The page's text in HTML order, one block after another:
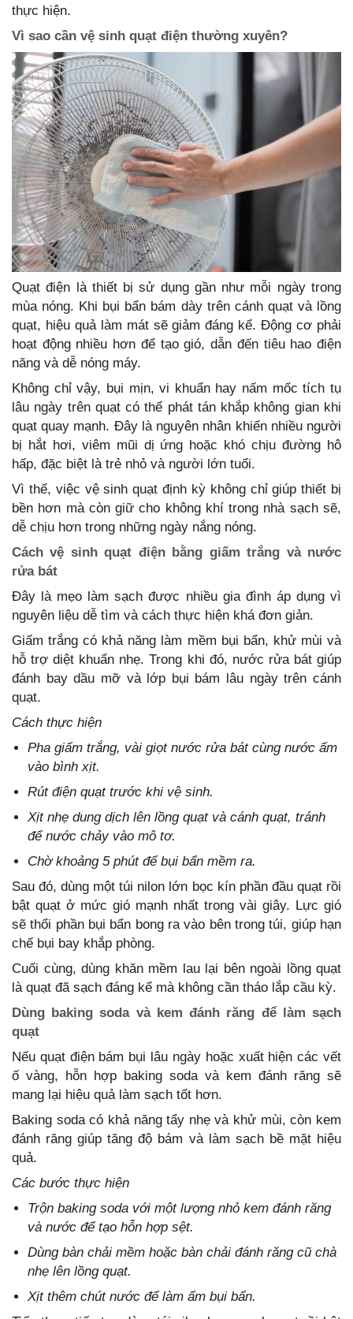
thực hiện.
Vì sao cần vệ sinh quạt điện thường xuyên?
Quạt điện là thiết bị sử dụng gần như mỗi ngày trong
mùa nóng. Khi bụi bẩn bám dày trên cánh quạt và lồng
quạt, hiệu quả làm mát sẽ giảm đáng kể. Động cơ phải
hoạt động nhiều hơn để tạo gió, dẫn đến tiêu hao điện
năng và dễ nóng máy.
Không chỉ vậy, bụi mịn, vi khuẩn hay nấm mốc tích tụ
lâu ngày trên quạt có thể phát tán khắp không gian khi
quạt quay mạnh. Đây là nguyên nhân khiến nhiều người
bị hắt hơi, viêm mũi dị ứng hoặc khó chịu đường hô
hấp, đặc biệt là trẻ nhỏ và người lớn tuổi.
Vì thế, việc vệ sinh quạt định kỳ không chỉ giúp thiết bị
bền hơn mà còn giữ cho không khí trong nhà sạch sẽ,
dễ chịu hơn trong những ngày nắng nóng.
Cách vệ sinh quạt điện bằng giấm trắng và nước
rửa bát
Đây là mẹo làm sạch được nhiều gia đình áp dụng vì
nguyên liệu dễ tìm và cách thực hiện khá đơn giản.
Giấm trắng có khả năng làm mềm bụi bẩn, khử mùi và
hỗ trợ diệt khuẩn nhẹ. Trong khi đó, nước rửa bát giúp
đánh bay dầu mỡ và lớp bụi bám lâu ngày trên cánh
quạt.
Cách thực hiện
Pha giấm trắng, vài giọt nước rửa bát cùng nước ấm
vào bình xịt.
Rút điện quạt trước khi vệ sinh.
Xịt nhẹ dung dịch lên lồng quạt và cánh quạt, tránh
để nước chảy vào mô tơ.
Chờ khoảng 5 phút để bụi bẩn mềm ra.
Sau đó, dùng một túi nilon lớn bọc kín phần đầu quạt rồi
bật quạt ở mức gió mạnh nhất trong vài giây. Lực gió
sẽ thổi phần bụi bẩn bong ra vào bên trong túi, giúp hạn
chế bụi bay khắp phòng.
Cuối cùng, dùng khăn mềm lau lại bên ngoài lồng quạt
là quạt đã sạch đáng kể mà không cần tháo lắp cầu kỳ.
Dùng baking soda và kem đánh răng để làm sạch
quạt
Nếu quạt điện bám bụi lâu ngày hoặc xuất hiện các vết
ố vàng, hỗn hợp baking soda và kem đánh răng sẽ
mang lại hiệu quả làm sạch tốt hơn.
Baking soda có khả năng tẩy nhẹ và khử mùi, còn kem
đánh răng giúp tăng độ bám và làm sạch bề mặt hiệu
quả.
Các bước thực hiện
Trộn baking soda với một lượng nhỏ kem đánh răng
và nước để tạo hỗn hợp sệt.
Dùng bàn chải mềm hoặc bàn chải đánh răng cũ chà
nhẹ lên lồng quạt.
Xịt thêm chút nước để làm ẩm bụi bẩn.